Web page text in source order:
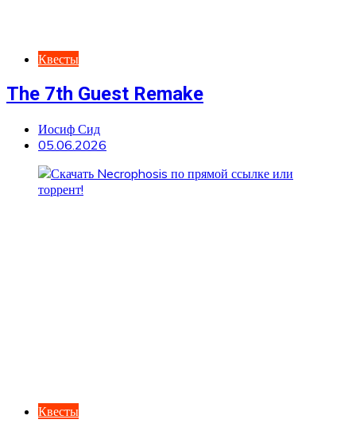
Квесты
The 7th Guest Remake
Иосиф Сид
05.06.2026
Квесты